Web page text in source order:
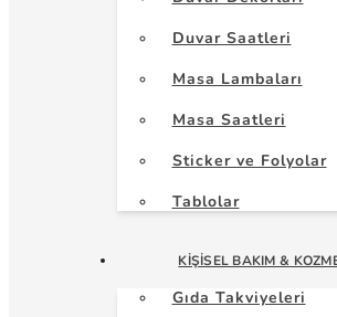
Duvar Saatleri
Masa Lambaları
Masa Saatleri
Sticker ve Folyolar
Tablolar
KIŞISEL BAKIM &
Gıda Takviyeleri